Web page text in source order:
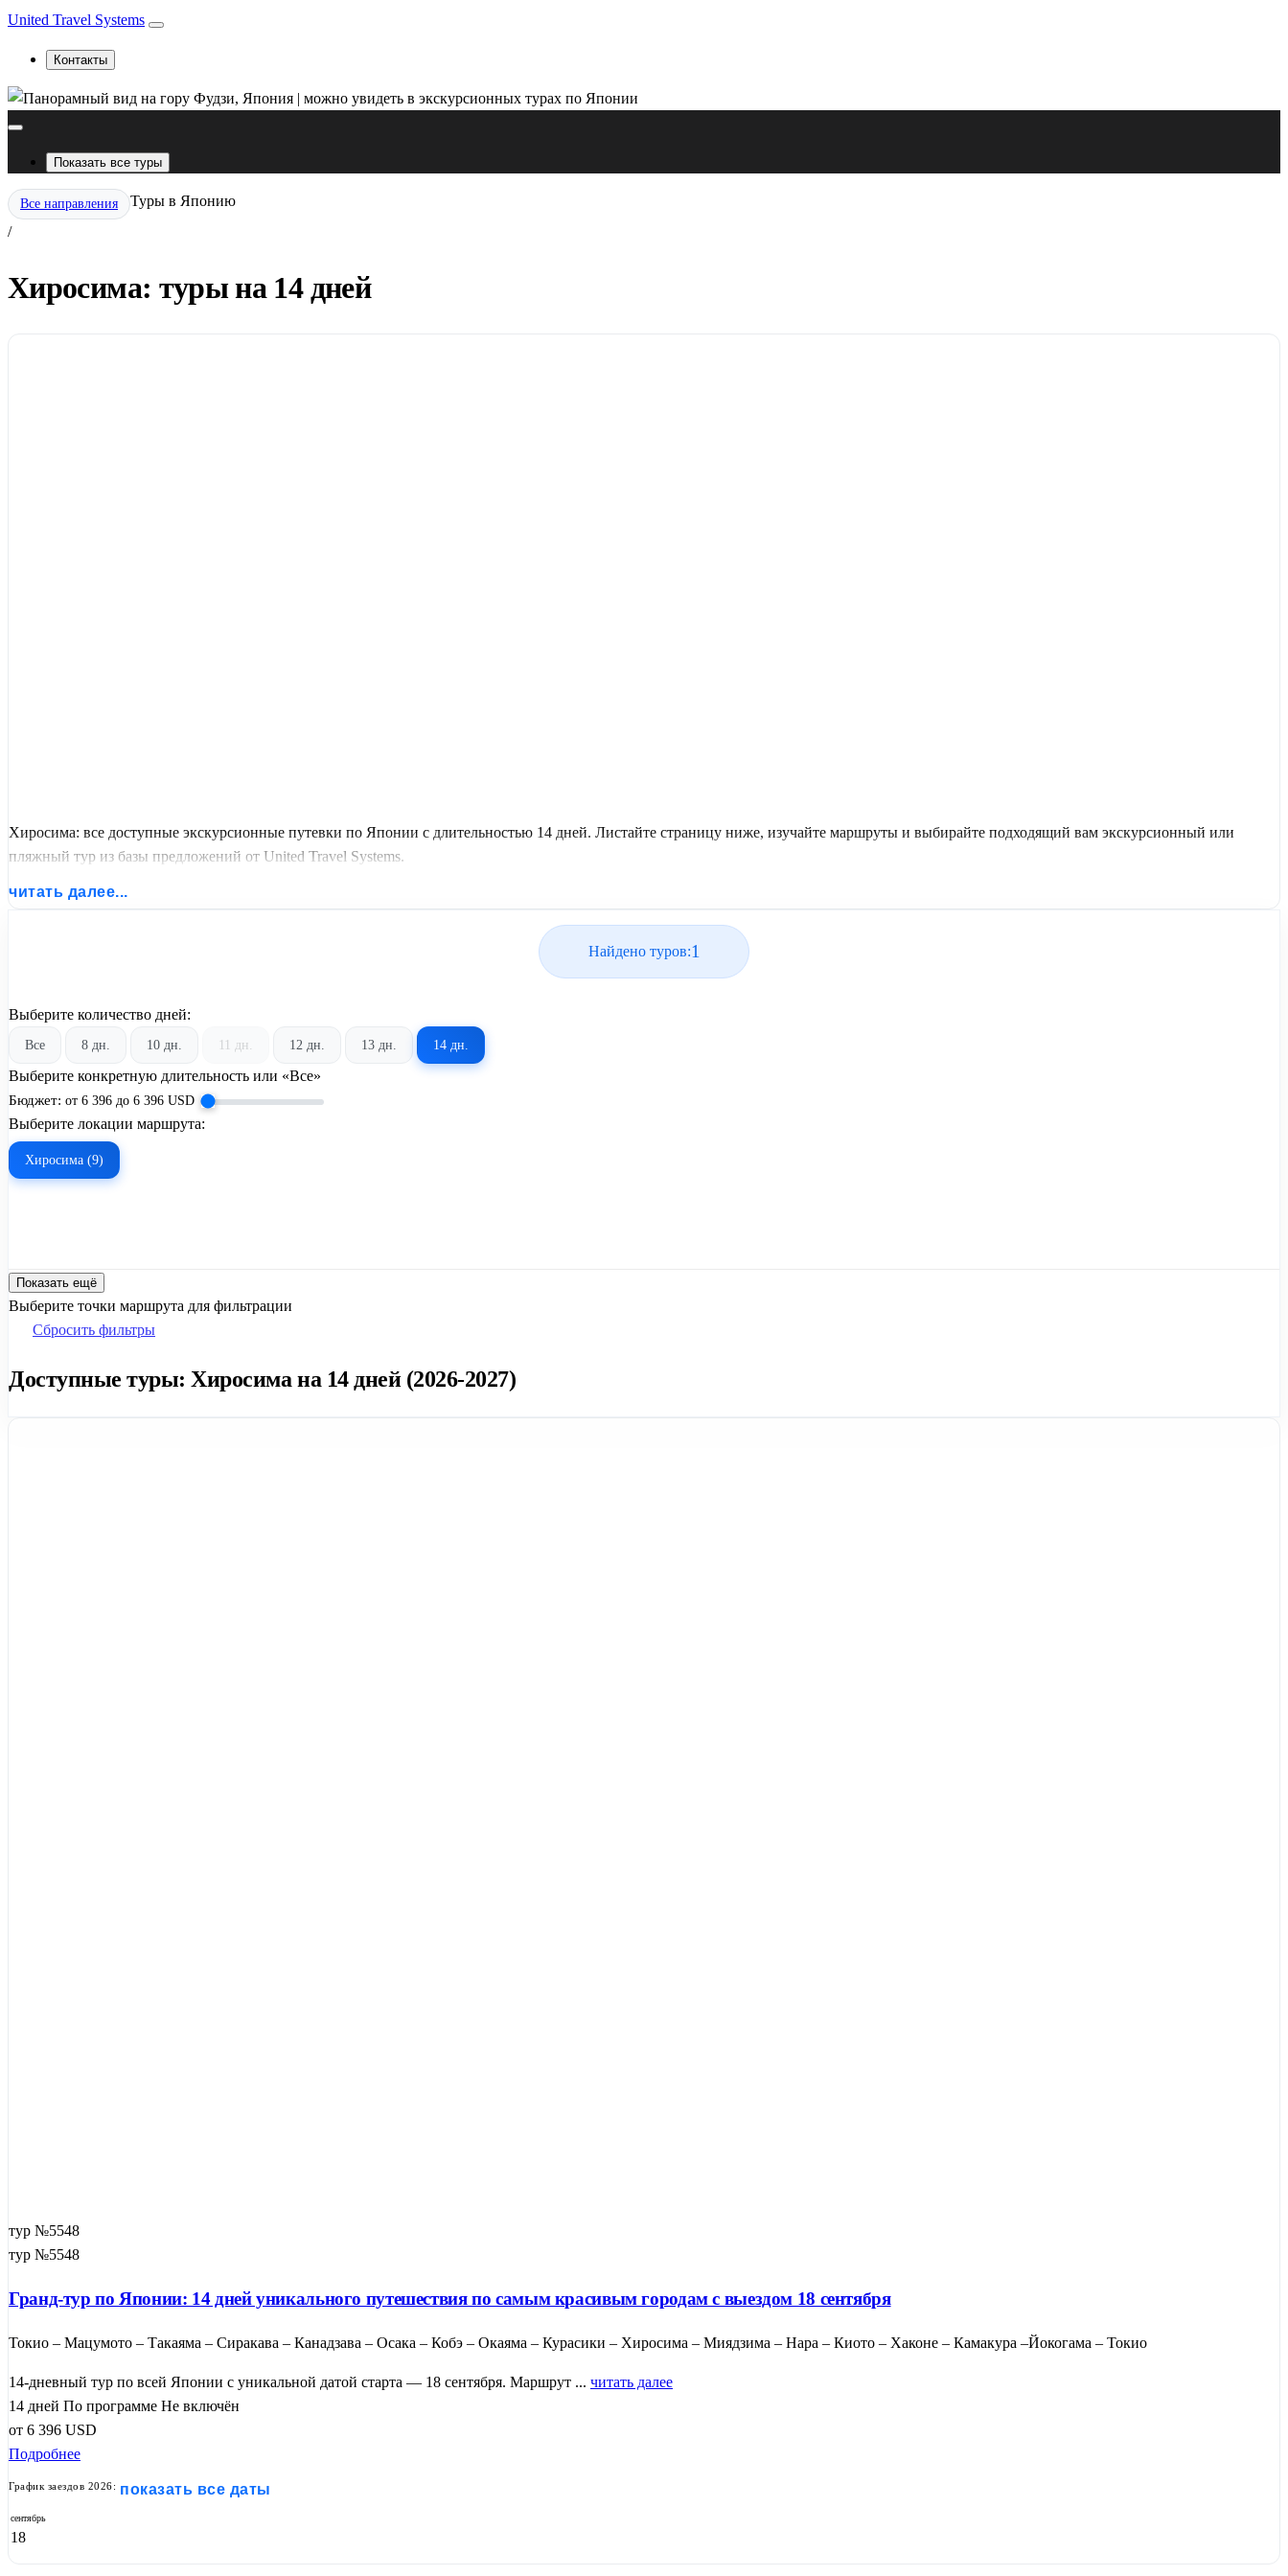
United Travel Systems
Контакты
Показать все туры
Все направления
/
Туры в Японию
Хиросима: туры на 14 дней
Хиросима: все доступные экскурсионные путевки по Японии с длительностью 14 дней. Листайте страницу ниже, изучайте маршруты и выбирайте подходящий вам экскурсионный или
пляжный тур из базы предложений от United Travel Systems.
читать далее...
Найдено туров:1
Выберите количество дней:
Все 8 дн. 10 дн. 11 дн. 12 дн. 13 дн. 14 дн.
Выберите конкретную длительность или «Все»
Бюджет: от 6 396 до 6 396 USD
Выберите локации маршрута:
Хиросима (9)
Показать ещё
Выберите точки маршрута для фильтрации
Сбросить фильтры
Доступные туры: Хиросима на 14 дней (2026-2027)
тур №5548
тур №5548
Гранд-тур по Японии: 14 дней уникального путешествия по самым красивым городам с выездом 18 сентября
Токио – Мацумото – Такаяма – Сиракава – Канадзава – Осака – Кобэ – Окаяма – Курасики – Хиросима – Миядзима – Нара – Киото – Хаконе – Камакура –Йокогама – Токио
14-дневный тур по всей Японии с уникальной датой старта — 18 сентября. Маршрут ... читать далее
14 дней По программе Не включён
от 6 396 USD
Подробнее
График заездов 2026: показать все даты
сентябрь
18